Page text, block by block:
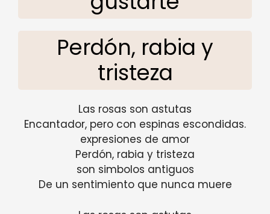
Perdón, rabia y
tristeza
Las rosas son astutas
Encantador, pero con espinas escondidas.
expresiones de amor
Perdón, rabia y tristeza
son simbolos antiguos
De un sentimiento que nunca muere